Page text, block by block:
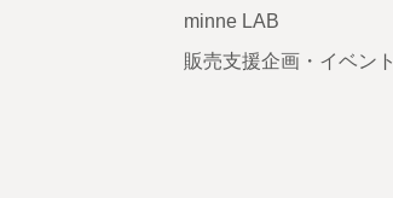
minne LAB
販売支援企画・イベント